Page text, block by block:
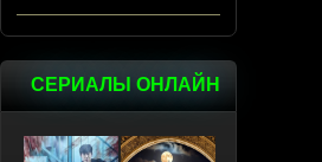
СЕРИАЛЫ ОНЛАЙН